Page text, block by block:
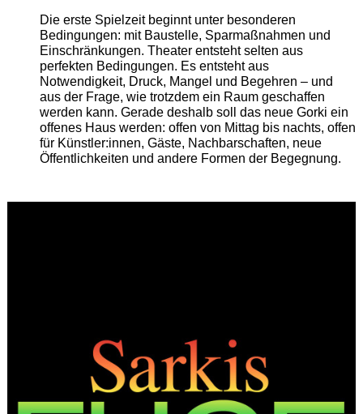
Die erste Spielzeit beginnt unter besonderen
Bedingungen: mit Baustelle, Sparmaßnahmen und
Einschränkungen. Theater entsteht selten aus
perfekten Bedingungen. Es entsteht aus
Notwendigkeit, Druck, Mangel und Begehren – und
aus der Frage, wie trotzdem ein Raum geschaffen
werden kann. Gerade deshalb soll das neue Gorki ein
offenes Haus werden: offen von Mittag bis nachts, offen
für Künstler:innen, Gäste, Nachbarschaften, neue
Öffentlichkeiten und andere Formen der Begegnung.